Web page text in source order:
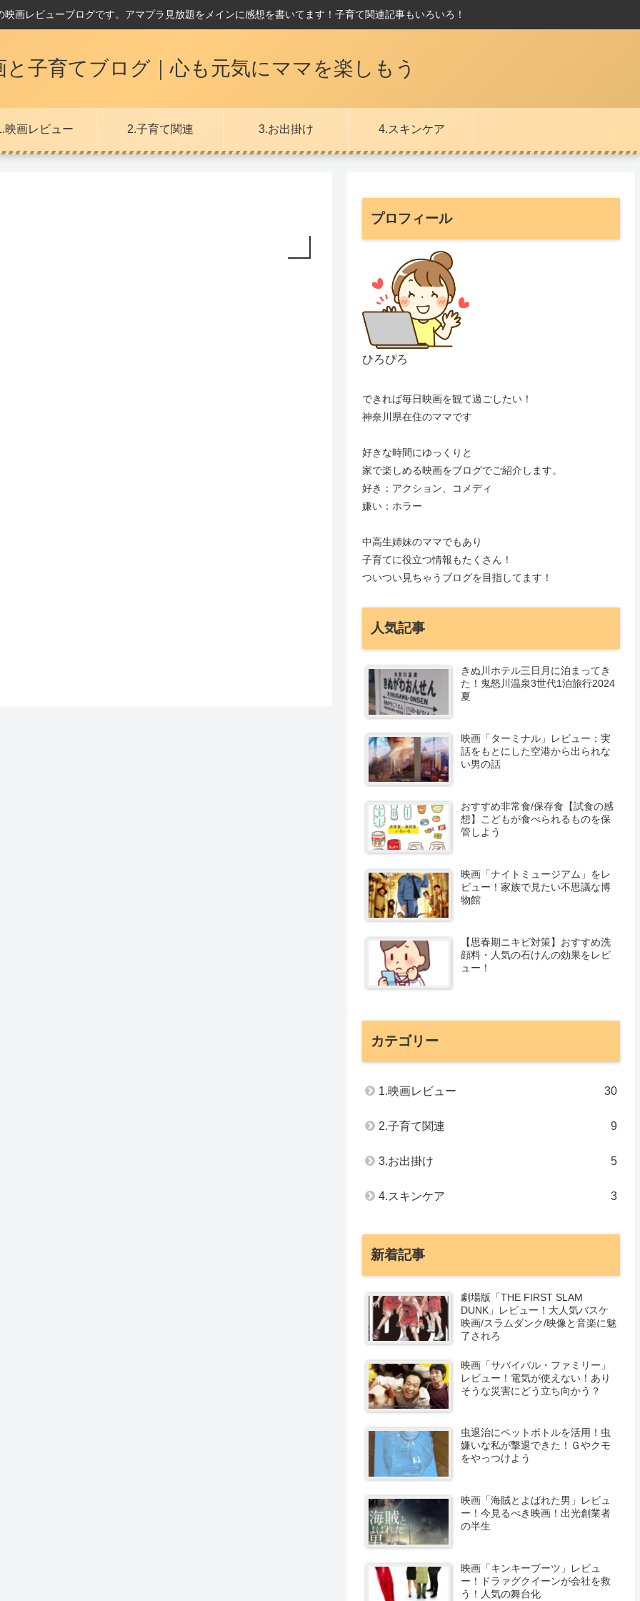
画レビューブログです。アマプラ見放題をメインに感想を書いてます！子育て関連記事もいろいろ！
と子育てブログ｜心も元気にママを楽しもう
映画レビュー 2.子育て関連 3.お出掛け 4.スキンケア
プロフィール
ひろぴろ
できれば毎日映画を観て過ごしたい！
神奈川県在住のママです
好きな時間にゆっくりと
家で楽しめる映画をブログでご紹介します。
好き：アクション、コメディ
嫌い：ホラー
中高生姉妹のママでもあり
子育てに役立つ情報もたくさん！
ついつい見ちゃうブログを目指してます！
人気記事
きぬ川ホテル三日月に泊まってき
た！鬼怒川温泉3世代1泊旅行2024
夏
映画「ターミナル」レビュー：実
話をもとにした空港から出られな
い男の話
おすすめ非常食/保存食【試食の感
想】こどもが食べられるものを保
管しよう
映画「ナイトミュージアム」をレ
ビュー！家族で見たい不思議な博
物館
【思春期ニキビ対策】おすすめ洗
顔料・人気の石けんの効果をレビ
ュー！
カテゴリー
1.映画レビュー 30
2.子育て関連 9
3.お出掛け 5
4.スキンケア 3
新着記事
劇場版「THE FIRST SLAM
DUNK」レビュー！大人気バスケ
映画/スラムダンク/映像と音楽に魅
了されろ
映画「サバイバル・ファミリー」
レビュー！電気が使えない！あり
そうな災害にどう立ち向かう？
虫退治にペットボトルを活用！虫
嫌いな私が撃退できた！Ｇやクモ
をやっつけよう
映画「海賊とよばれた男」レビュ
ー！今見るべき映画！出光創業者
の半生
映画「キンキーブーツ」レビュ
ー！ドラァグクイーンが会社を救
う！人気の舞台化